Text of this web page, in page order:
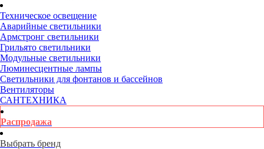
Техническое освещение
Аварийные светильники
Армстронг светильники
Грильято светильники
Модульные светильники
Люминесцентные лампы
Светильники для фонтанов и бассейнов
Вентиляторы
САНТЕХНИКА
Распродажа
Выбрать бренд